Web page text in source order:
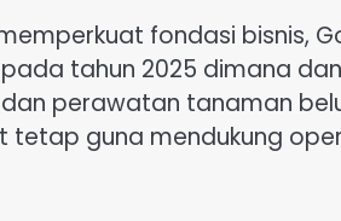
fondasi bisnis,
tahun 2025 dimana
dan perawatan tanaman
tetap guna mendukung